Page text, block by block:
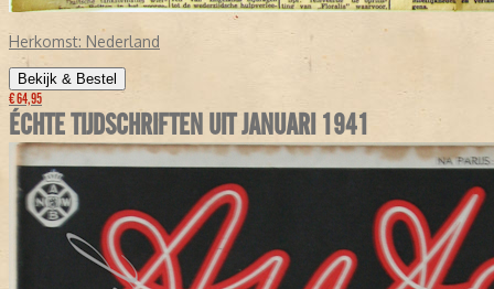
Herkomst: Nederland
Bekijk & Bestel
€ 64,95
ÉCHTE TIJDSCHRIFTEN UIT JANUARI 1941